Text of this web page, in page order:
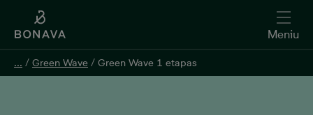
Meniu
... / Green Wave / Green Wave 1 etapas
... / Green Wave / Green Wave 1 etapas